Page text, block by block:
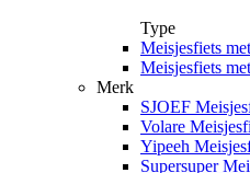
Type
Meisjesfiets
Meisjesfiets
Merk
SJOEF
Volare
Yipeeh
Supersuper